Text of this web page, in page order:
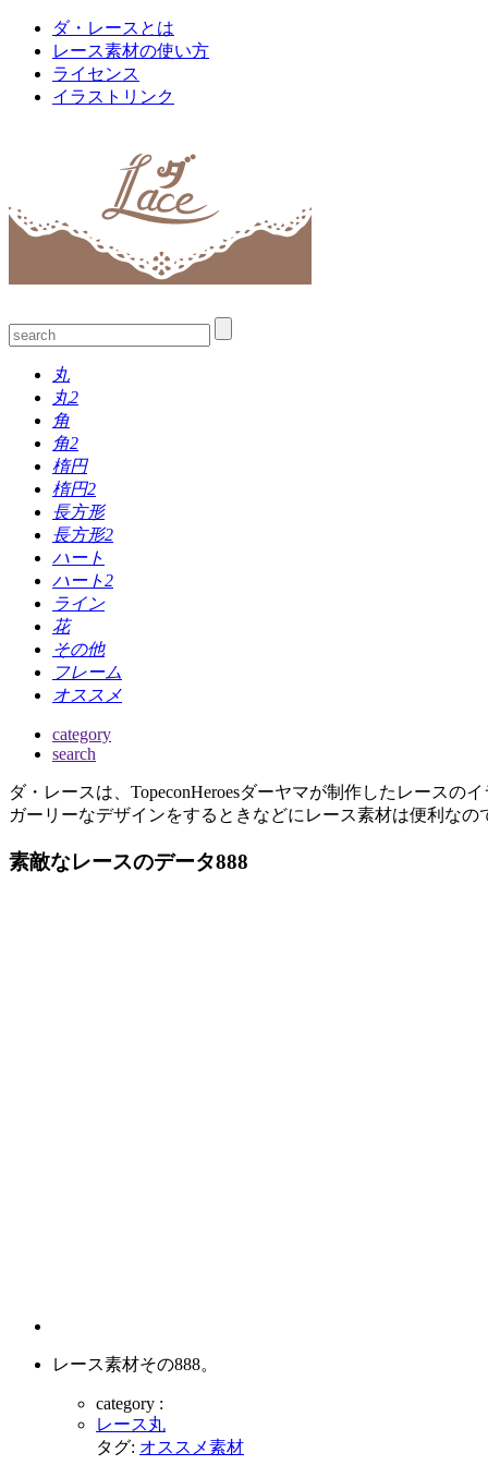
ダ・レースとは
レース素材の使い方
ライセンス
イラストリンク
丸
丸2
角
角2
楕円
楕円2
長方形
長方形2
ハート
ハート2
ライン
花
その他
フレーム
オススメ
category
search
ダ・レースは、TopeconHeroesダーヤマが制作したレースの
ガーリーなデザインをするときなどにレース素材は便利な
素敵なレースのデータ888
レース素材その888。
category :
レース丸
タグ: オススメ素材